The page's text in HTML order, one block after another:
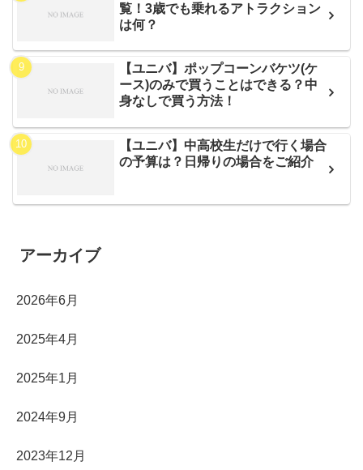
覧！3歳でも乗れるアトラクション
は何？
【ユニバ】ポップコーンバケツ(ケ
ース)のみで買うことはできる？中
身なしで買う方法！
【ユニバ】中高校生だけで行く場合
の予算は？日帰りの場合をご紹介
アーカイブ
2026年6月
2025年4月
2025年1月
2024年9月
2023年12月